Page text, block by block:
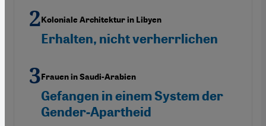
Koloniale Architektur in Libyen
Erhalten, nicht verherrlichen
Frauen in Saudi-Arabien
Gefangen in einem System der
Gender-Apartheid